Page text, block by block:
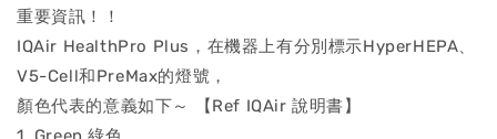
重要資訊！！
IQAir HealthPro Plus，在機器上有分別標示HyperHEPA、
V5-Cell和PreMax的燈號，
顏色代表的意義如下～ 【Ref IQAir 說明書】